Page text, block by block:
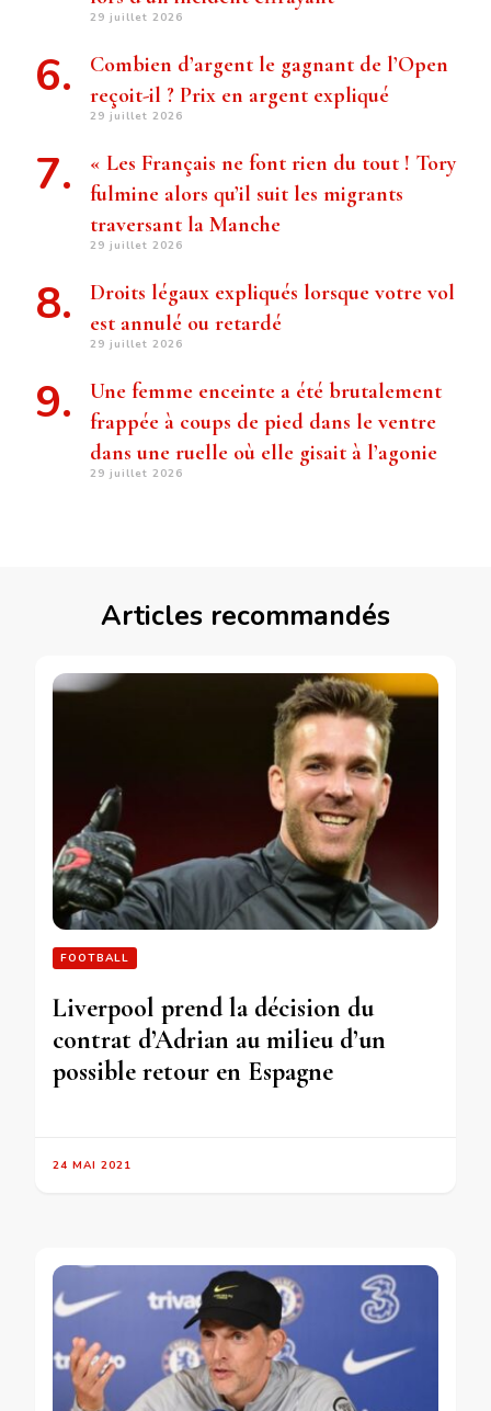
29 juillet 2026
Combien d’argent le gagnant de l’Open
reçoit-il ? Prix ​​en argent expliqué
29 juillet 2026
« Les Français ne font rien du tout ! Tory
fulmine alors qu’il suit les migrants
traversant la Manche
29 juillet 2026
Droits légaux expliqués lorsque votre vol
est annulé ou retardé
29 juillet 2026
Une femme enceinte a été brutalement
frappée à coups de pied dans le ventre
dans une ruelle où elle gisait à l’agonie
29 juillet 2026
Articles recommandés
FOOTBALL
Liverpool prend la décision du
contrat d’Adrian au milieu d’un
possible retour en Espagne
24 MAI 2021